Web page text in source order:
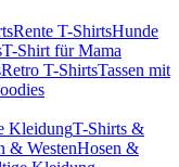
Rente T-ShirtsHunde
T-Shirt für Mama
Retro T-ShirtsTassen mit
KleidungT-Shirts &
& WestenHosen &